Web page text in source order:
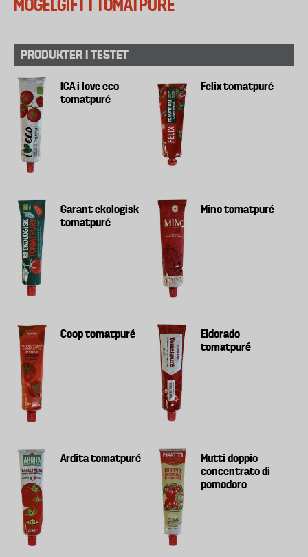
MÖGELGIFT I TOMATPURÉ
PRODUKTER I TESTET
ICA i love eco
tomatpuré
Felix tomatpuré
Garant ekologisk
tomatpuré
Mino tomatpuré
Coop tomatpuré
Eldorado
tomatpuré
Ardita tomatpuré
Mutti doppio
concentrato di
pomodoro